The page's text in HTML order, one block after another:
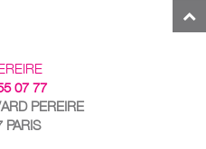
07 77
PEREIRE
PARIS